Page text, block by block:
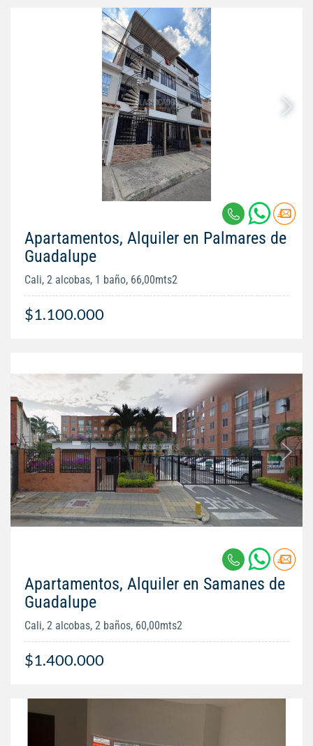
Apartamentos, Alquiler en Palmares de
Guadalupe
Cali, 2 alcobas, 1 baño, 66,00mts2
$1.100.000
Apartamentos, Alquiler en Samanes de
Guadalupe
Cali, 2 alcobas, 2 baños, 60,00mts2
$1.400.000